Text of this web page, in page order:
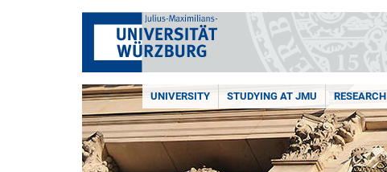
UNIVERSITY STUDYING AT JMU RESEARCH